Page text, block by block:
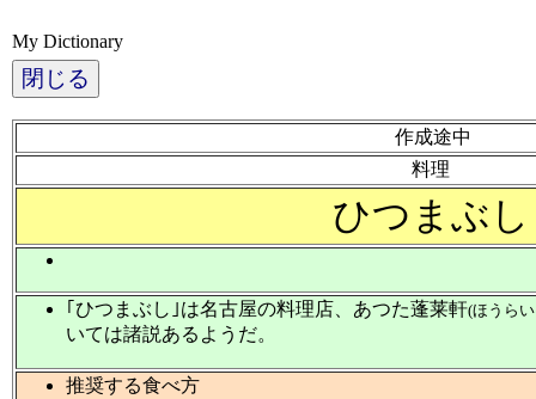
作成途中
料理
ひつまぶし
｢ひつまぶし｣は名古屋の料理店、あつた蓬莱軒(ほうら
いては諸説あるようだ。
推奨する食べ方
My Dictionary
閉じる